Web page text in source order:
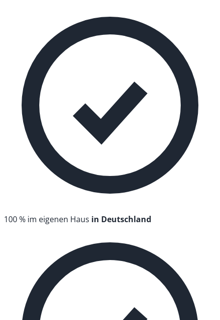
100 % im eigenen Haus in Deutschland